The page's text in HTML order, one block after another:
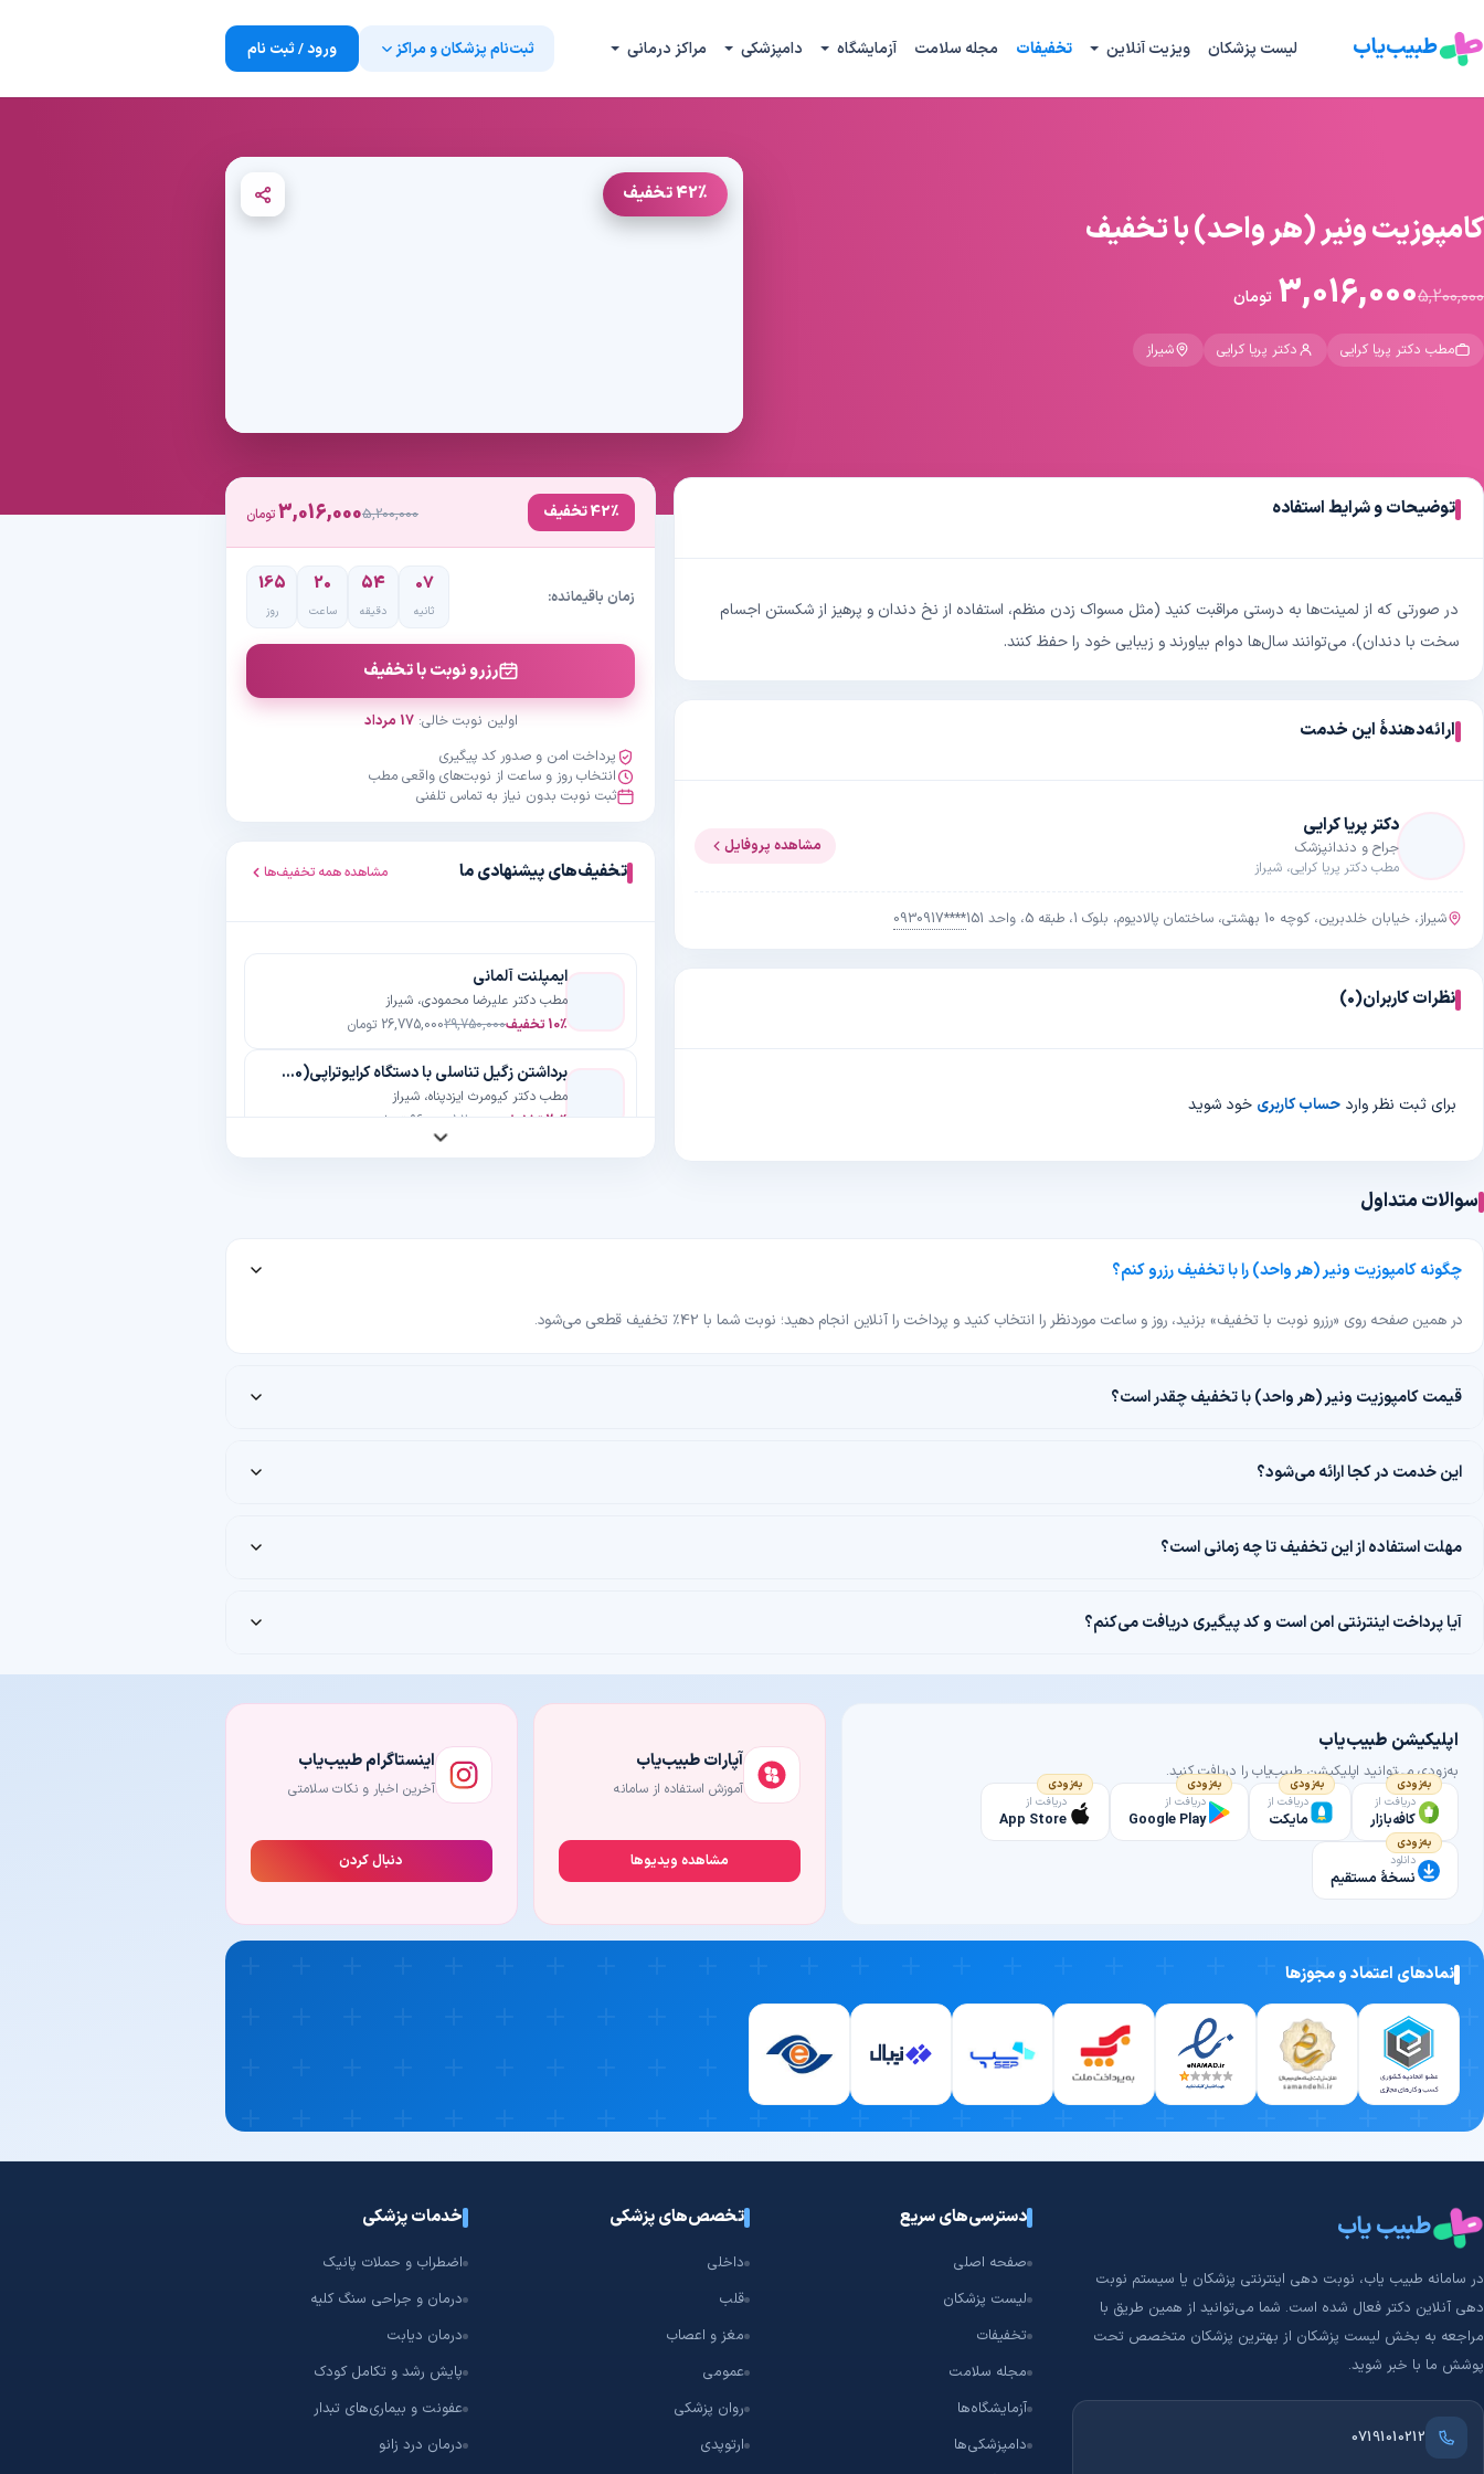
طبیب‌یاب لیست پزشکان ویزیت آنلاین تخفیفات مجله سلامت آزمایشگاه دامپزشکی مراکز درمانی ثبت‌نام پزشکان و مراکز ورود / ثبت نام
کامپوزیت ونیر (هر واحد) با تخفیف
5,200,000
3,016,000 تومان
مطب دکتر پریا کرایی دکتر پریا کرایی شیراز
42٪ تخفیف
توضیحات و شرایط استفاده
در صورتی که از لمینت‌ها به درستی مراقبت کنید (مثل مسواک زدن منظم، استفاده از نخ دندان و پرهیز از شکستن اجسام
سخت با دندان)، می‌توانند سال‌ها دوام بیاورند و زیبایی خود را حفظ کنند.
ارائه‌دهندهٔ این خدمت
دکتر پریا کرایی
جراح و دندانپزشک
مطب دکتر پریا کرایی، شیراز
مشاهده پروفایل
شیراز، خیابان خلدبرین، کوچه 10 بهشتی، ساختمان پالادیوم، بلوک 1، طبقه 5، واحد 151 0930917****
نظرات کاربران(0)
برای ثبت نظر وارد حساب کاربری خود شوید
42٪ تخفیف 5,200,000
3,016,000تومان
زمان باقیمانده: 165
روز
20
ساعت
54
دقیقه
06
ثانیه
رزرو نوبت با تخفیف
اولین نوبت خالی:17 مرداد
پرداخت امن و صدور کد پیگیری
انتخاب روز و ساعت از نوبت‌های واقعی مطب
ثبت نوبت بدون نیاز به تماس تلفنی
تخفیف‌های پیشنهادی ما مشاهده همه تخفیف‌ها
ایمپلنت آلمانی
مطب دکتر علیرضا محمودی، شیراز
10٪ تخفیف
29,750,00026,775,000 تومان
برداشتن زگیل تناسلی با دستگاه کرایوتراپی(10 عدد)
مطب دکتر کیومرث ایزدپناه، شیراز
20٪ تخفیف
1,200,000 960,000 تومان
20٪ تخفیف
مطب دکتر زریان جعفری، تهران
سوالات متداول
چگونه کامپوزیت ونیر (هر واحد) را با تخفیف رزرو کنم؟
در همین صفحه روی «رزرو نوبت با تخفیف» بزنید، روز و ساعت موردنظر را انتخاب کنید و پرداخت را آنلاین انجام دهید؛ نوبت شما با 42٪ تخفیف قطعی می‌شود.
قیمت کامپوزیت ونیر (هر واحد) با تخفیف چقدر است؟
این خدمت در کجا ارائه می‌شود؟
مهلت استفاده از این تخفیف تا چه زمانی است؟
آیا پرداخت اینترنتی امن است و کد پیگیری دریافت می‌کنم؟
اپلیکیشن طبیب‌یاب
به‌زودی می‌توانید اپلیکیشن طبیب‌یاب را دریافت کنید.
به‌زودی
دریافت از
کافه‌بازار
به‌زودی
دریافت از
مایکت
به‌زودی
دریافت از
Google Play
به‌زودی
دریافت از
App Store
به‌زودی
دانلود
نسخهٔ مستقیم
آپارات طبیب‌یاب
آموزش استفاده از سامانه
مشاهده ویدیوها
اینستاگرام طبیب‌یاب
آخرین اخبار و نکات سلامتی
دنبال کردن
نمادهای اعتماد و مجوزها
طبیب یاب
در سامانه طبیب‌ یاب، نوبت دهی اینترنتی پزشکان یا سیستم نوبت
دهی آنلاین دکتر فعال شده است. شما می‌توانید از همین طریق با
مراجعه به بخش لیست پزشکان از بهترین پزشکان متخصص تحت
پوشش ما با خبر شوید.
07191010212
دسترسی‌های سریع
صفحه اصلی
لیست پزشکان
تخفیفات
مجله سلامت
آزمایشگاه‌ها
دامپزشکی‌ها
تخصص‌های پزشکی
داخلی
قلب
مغز و اعصاب
عمومی
روان پزشکی
ارتوپدی
خدمات پزشکی
اضطراب و حملات پانیک
درمان و جراحی سنگ کلیه
درمان دیابت
پایش رشد و تکامل کودک
عفونت و بیماری‌های تبدار
درمان درد زانو